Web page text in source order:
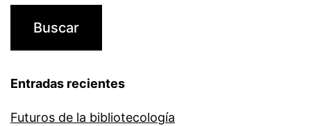
Entradas recientes
Futuros de la bibliotecología